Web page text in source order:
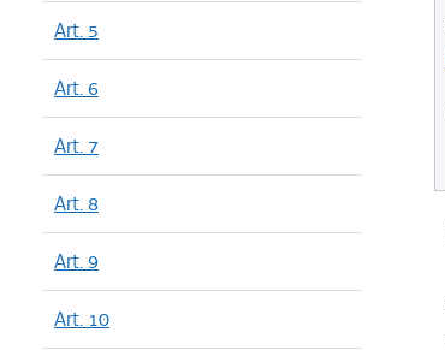
Art. 5
Art. 6
Art. 7
Art. 8
Art. 9
Art. 10